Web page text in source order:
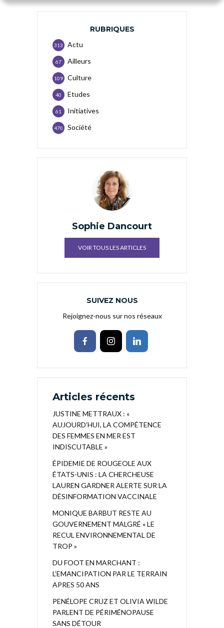
RUBRIQUES
Actu
313
Ailleurs
67
Culture
109
Etudes
40
Initiatives
61
Société
470
Sophie Dancourt
VOIR TOUS LES ARTICLES
SUIVEZ NOUS
Rejoignez-nous sur nos réseaux
Articles récents
JUSTINE METTRAUX : «
AUJOURD’HUI, LA COMPÉTENCE
DES FEMMES EN MER EST
INDISCUTABLE »
ÉPIDEMIE DE ROUGEOLE AUX
ÉTATS-UNIS : LA CHERCHEUSE
LAUREN GARDNER ALERTE SUR LA
DÉSINFORMATION VACCINALE
MONIQUE BARBUT RESTE AU
GOUVERNEMENT MALGRÉ « LE
RECUL ENVIRONNEMENTAL DE
TROP »
DU FOOT EN MARCHANT :
L’EMANCIPATION PAR LE TERRAIN
APRES 50 ANS
PENÉLOPE CRUZ ET OLIVIA WILDE
PARLENT DE PÉRIMÉNOPAUSE
SANS DÉTOUR